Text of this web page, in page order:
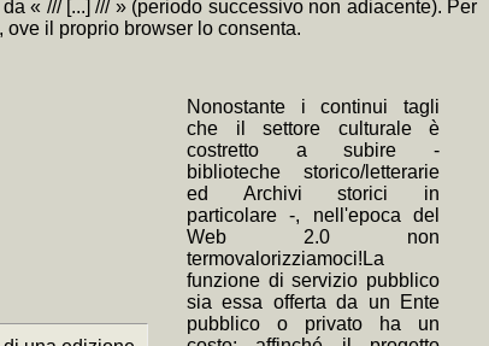
« /// [...] /// » (periodo successivo non adiacente). Per
il proprio browser lo consenta.
Nonostante i continui tagli
che il settore culturale è
costretto a subire -
biblioteche storico/letterarie
ed Archivi storici in
particolare -, nell'epoca del
Web 2.0 non
termovalorizziamoci!La
funzione di servizio pubblico
sia essa offerta da un Ente
pubblico o privato ha un